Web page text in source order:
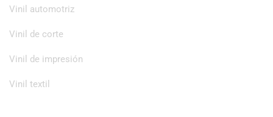
Vinil automotriz
Vinil de corte
Vinil de impresión
Vinil textil